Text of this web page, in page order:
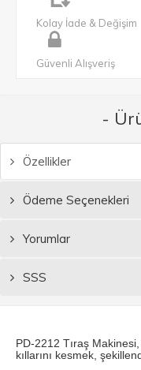
Kolay İade & Değişim
Güvenli Alışveriş
-
Özellikler
Ödeme Seçenekleri
Yorumlar
SSS
PD-2212 Tıraş
kıllarını kesmek,